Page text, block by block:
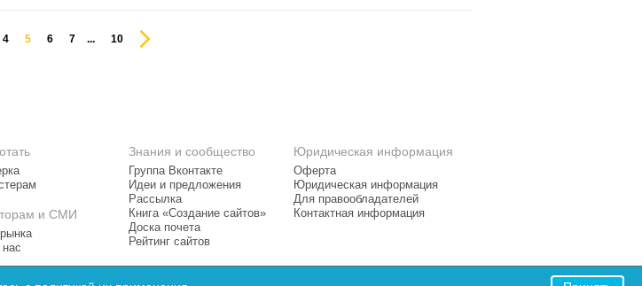
4 5 6 7 ... 10
и СМИ
Знания и сообщество
Группа Вконтакте
Идеи и предложения
Рассылка
Книга «Создание сайтов»
Доска почета
Рейтинг сайтов
Юридическая информация
Оферта
Юридическая информация
Для правообладателей
Контактная информация